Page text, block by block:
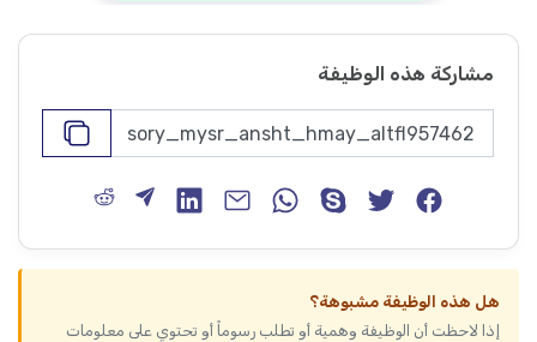
مشاركة هذه الوظيفة
هل هذه الوظيفة مشبوهة؟
إذا لاحظت أن الوظيفة وهمية أو تطلب رسوماً أو تحتوي على معلومات